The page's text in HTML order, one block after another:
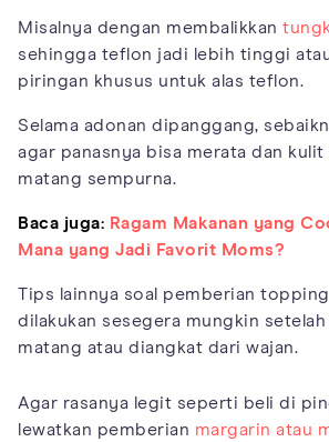
Misalnya dengan membalikkan
sehingga teflon jadi lebih tinggi
piringan khusus untuk alas teflon.
Selama adonan dipanggang,
agar panasnya bisa merata dan
matang sempurna.
Baca juga: Ragam Makanan yang
Mana yang Jadi Favorit Moms?
Tips lainnya soal pemberian
dilakukan sesegera mungkin
matang atau diangkat dari wajan.
Agar rasanya legit seperti beli di
lewatkan pemberian margarin atau